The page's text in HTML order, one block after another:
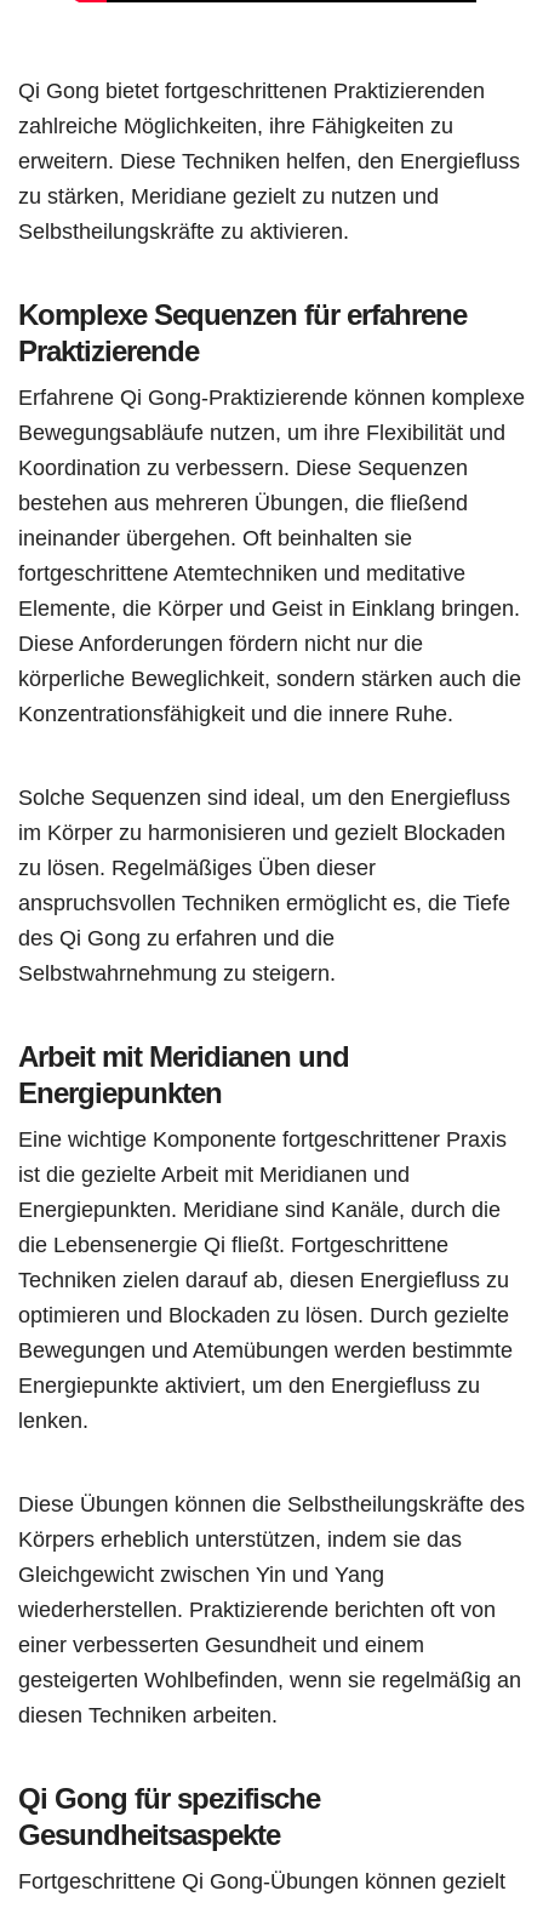
Qi Gong bietet fortgeschrittenen Praktizierenden
zahlreiche Möglichkeiten, ihre Fähigkeiten zu
erweitern. Diese Techniken helfen, den Energiefluss
zu stärken, Meridiane gezielt zu nutzen und
Selbstheilungskräfte zu aktivieren.
Komplexe Sequenzen für erfahrene
Praktizierende
Erfahrene Qi Gong-Praktizierende können komplexe
Bewegungsabläufe nutzen, um ihre Flexibilität und
Koordination zu verbessern. Diese Sequenzen
bestehen aus mehreren Übungen, die fließend
ineinander übergehen. Oft beinhalten sie
fortgeschrittene Atemtechniken und meditative
Elemente, die Körper und Geist in Einklang bringen.
Diese Anforderungen fördern nicht nur die
körperliche Beweglichkeit, sondern stärken auch die
Konzentrationsfähigkeit und die innere Ruhe.
Solche Sequenzen sind ideal, um den Energiefluss
im Körper zu harmonisieren und gezielt Blockaden
zu lösen. Regelmäßiges Üben dieser
anspruchsvollen Techniken ermöglicht es, die Tiefe
des Qi Gong zu erfahren und die
Selbstwahrnehmung zu steigern.
Arbeit mit Meridianen und
Energiepunkten
Eine wichtige Komponente fortgeschrittener Praxis
ist die gezielte Arbeit mit Meridianen und
Energiepunkten. Meridiane sind Kanäle, durch die
die Lebensenergie Qi fließt. Fortgeschrittene
Techniken zielen darauf ab, diesen Energiefluss zu
optimieren und Blockaden zu lösen. Durch gezielte
Bewegungen und Atemübungen werden bestimmte
Energiepunkte aktiviert, um den Energiefluss zu
lenken.
Diese Übungen können die Selbstheilungskräfte des
Körpers erheblich unterstützen, indem sie das
Gleichgewicht zwischen Yin und Yang
wiederherstellen. Praktizierende berichten oft von
einer verbesserten Gesundheit und einem
gesteigerten Wohlbefinden, wenn sie regelmäßig an
diesen Techniken arbeiten.
Qi Gong für spezifische
Gesundheitsaspekte
Fortgeschrittene Qi Gong-Übungen können gezielt